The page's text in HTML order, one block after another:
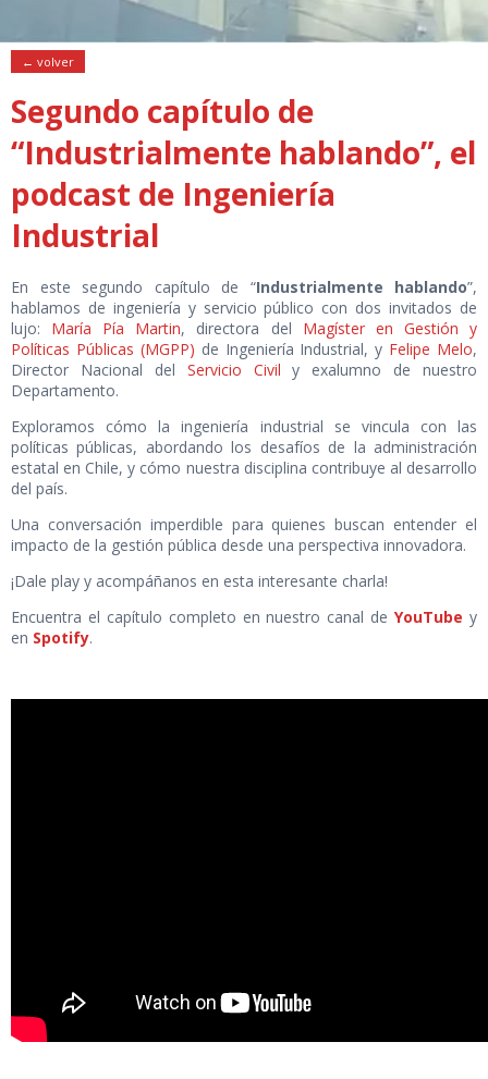
← volver
Segundo capítulo de
“Industrialmente hablando”, el
podcast de Ingeniería
Industrial
En este segundo capítulo de “Industrialmente hablando”,
hablamos de ingeniería y servicio público con dos invitados de
lujo: María Pía Martin, directora del Magíster en Gestión y
Políticas Públicas (MGPP) de Ingeniería Industrial, y Felipe Melo,
Director Nacional del Servicio Civil y exalumno de nuestro
Departamento.
Exploramos cómo la ingeniería industrial se vincula con las
políticas públicas, abordando los desafíos de la administración
estatal en Chile, y cómo nuestra disciplina contribuye al desarrollo
del país.
Una conversación imperdible para quienes buscan entender el
impacto de la gestión pública desde una perspectiva innovadora.
¡Dale play y acompáñanos en esta interesante charla!
Encuentra el capítulo completo en nuestro canal deYouTube y
en Spotify.